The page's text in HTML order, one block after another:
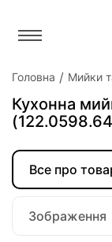
Головна Мийки
Кухонна
Все про
Зображення